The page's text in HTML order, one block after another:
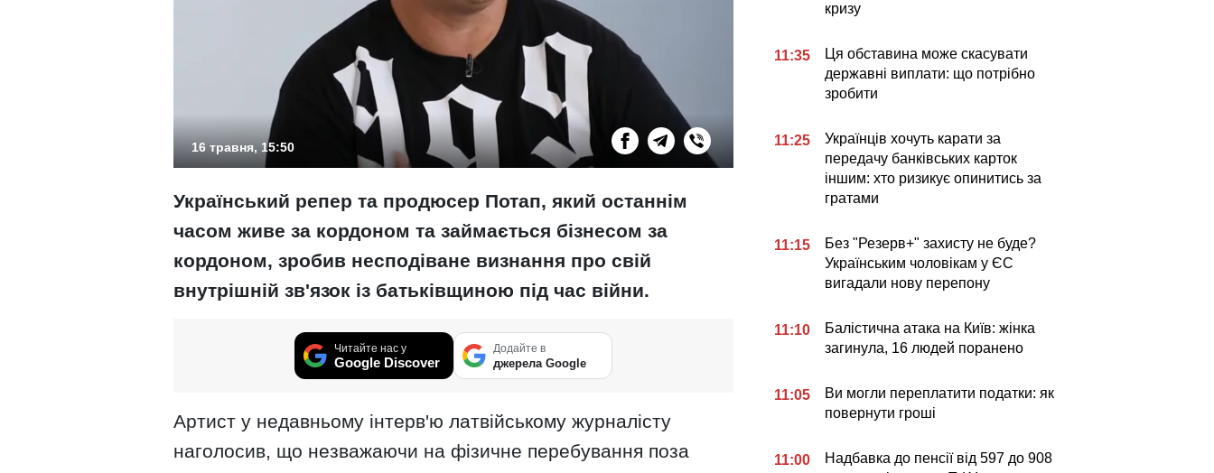
16 травня, 15:50
Український репер та продюсер Потап, який останнім
часом живе за кордоном та займається бізнесом за
кордоном, зробив несподіване визнання про свій
внутрішній зв'язок із батьківщиною під час війни.
Читайте нас у
Google Discover
Додайте в
джерела Google
Артист у недавньому інтерв'ю латвійському журналісту
наголосив, що незважаючи на фізичне перебування поза
кризу
11:35
Ця обставина може скасувати
державні виплати: що потрібно
зробити
11:25
Українців хочуть карати за
передачу банківських карток
іншим: хто ризикує опинитись за
гратами
11:15
Без "Резерв+" захисту не буде?
Українським чоловікам у ЄС
вигадали нову перепону
11:10
Балістична атака на Київ: жінка
загинула, 16 людей поранено
11:05
Ви могли переплатити податки: як
повернути гроші
11:00
Надбавка до пенсії від 597 до 908